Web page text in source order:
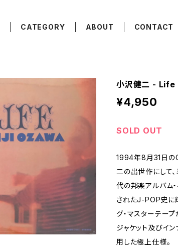
CATEGORY ABOUT CONTACT
小沢健二 -
¥4,950
SOLD OUT
1994年8月31日の
二の出世作にして
代の邦楽アルバム
されたJ-POP史に
グ・マスターテー
ジャケット及びイ
用した極上仕様。